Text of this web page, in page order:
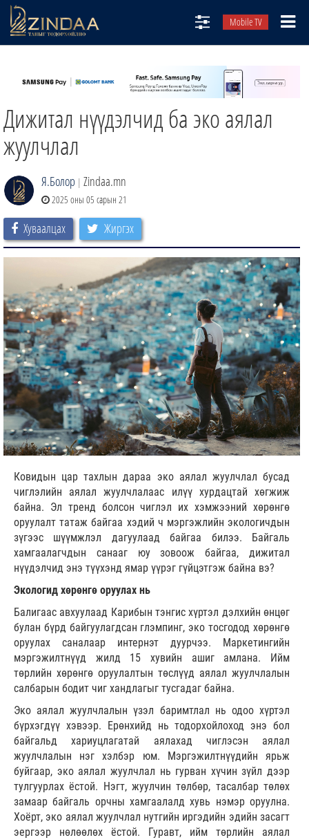
Mobile TV
ТВ8
ӨГЛӨӨНИЙ СОНИН
АУДИО ЗОХИОЛ
ЗИНДАА СЭТГҮҮЛ
Дижитал нүүдэлчид ба эко аялал
жуулчлал
Я.Болор | Zindaa.mn
2025 оны 05 сарын 21
Хуваалцах Жиргэх
Ковидын цар тахлын дараа эко аялал жуулчлал бусад
чиглэлийн аялал жуулчлалаас илүү хурдацтай хөгжиж
байна. Эл тренд болсон чиглэл их хэмжээний хөрөнгө
оруулалт татаж байгаа хэдий ч мэргэжлийн экологичдын
зүгээс шүүмжлэл дагуулаад байгаа билээ. Байгаль
хамгаалагчдын санааг юу зовоож байгаа, дижитал
нүүдэлчид энэ түүхэнд ямар үүрэг гүйцэтгэж байна вэ?
Экологид хөрөнгө оруулах нь
Балигаас авхуулаад Карибын тэнгис хүртэл дэлхийн өнцөг
булан бүрд байгуулагдсан глэмпинг, эко тосгодод хөрөнгө
оруулах саналаар интернэт дуурчээ. Маркетингийн
мэргэжилтнүүд жилд 15 хувийн ашиг амлана. Ийм
төрлийн хөрөнгө оруулалтын төслүүд аялал жуулчлалын
салбарын бодит чиг хандлагыг тусгадаг байна.
Эко аялал жуулчлалын үзэл баримтлал нь одоо хүртэл
бүрхэгдүү хэвээр. Ерөнхийд нь тодорхойлоход энэ бол
байгальд хариуцлагатай аялахад чиглэсэн аялал
жуулчлалын нэг хэлбэр юм. Мэргэжилтнүүдийн ярьж
буйгаар, эко аялал жуулчлал нь гурван хүчин зүйл дээр
тулгуурлах ёстой. Нэгт, жуулчин төлбөр, тасалбар төлөх
замаар байгаль орчны хамгаалалд хувь нэмэр оруулна.
Хоёрт, эко аялал жуулчлал нутгийн иргэдийн эдийн засагт
эергээр нөлөөлөх ёстой. Гуравт, ийм төрлийн аялал